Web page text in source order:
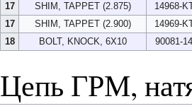
17
SHIM, TAPPET (2.875)
14968-
17
SHIM, TAPPET (2.900)
14969-
18
BOLT, KNOCK, 6X10 90081-
Цепь ГРМ,